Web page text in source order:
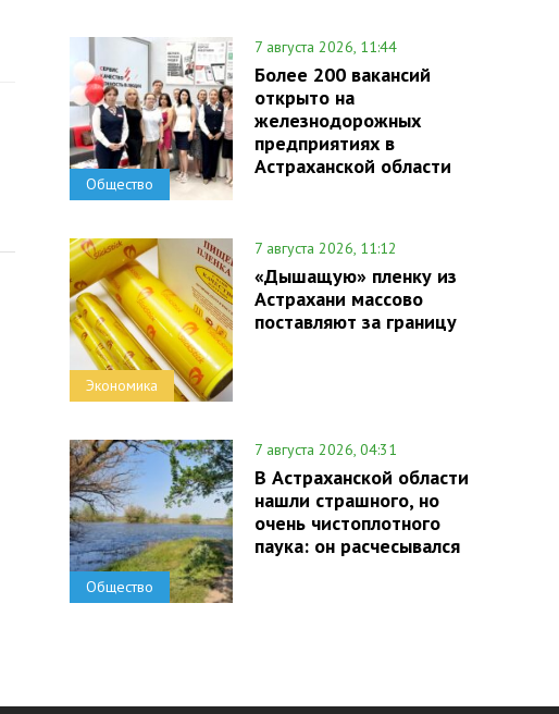
Общество
7 августа 2026, 11:44
Более 200 вакансий
открыто на
железнодорожных
предприятиях в
Астраханской области
Экономика
7 августа 2026, 11:12
«Дышащую» пленку из
Астрахани массово
поставляют за границу
Общество
7 августа 2026, 04:31
В Астраханской области
нашли страшного, но
очень чистоплотного
паука: он расчесывался